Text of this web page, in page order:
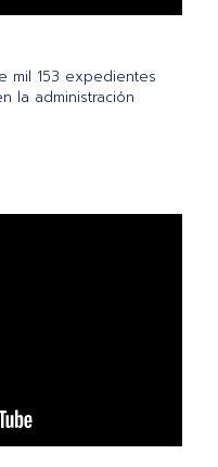
mil 153 expedientes
la administración